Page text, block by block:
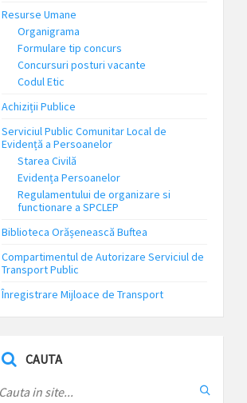
Resurse Umane
Organigrama
Formulare tip concurs
Concursuri posturi vacante
Codul Etic
Achiziții Publice
Serviciul Public Comunitar Local de
Evidență a Persoanelor
Starea Civilă
Evidența Persoanelor
Regulamentului de organizare si
functionare a SPCLEP
Biblioteca Orășenească Buftea
Compartimentul de Autorizare Serviciul de
Transport Public
Înregistrare Mijloace de Transport
CAUTA